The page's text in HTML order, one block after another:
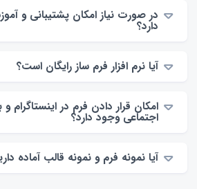
در صورت نیاز امکان پشتیبانی و
دارد؟
آیا نرم افزار فرم ساز رایگان است؟
امکان قرار دادن فرم در اینستاگرام
اجتماعی وجود دارد؟
آیا نمونه فرم و نمونه قالب آماده